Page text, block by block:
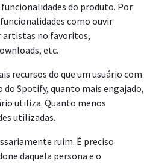
do produto. Por
como ouvir
artistas no favoritos,
etc.
recursos do que um usuário com
do Spotify, quanto mais engajado,
utiliza. Quanto menos
utilizadas.
ruim. É preciso
daquela persona e o